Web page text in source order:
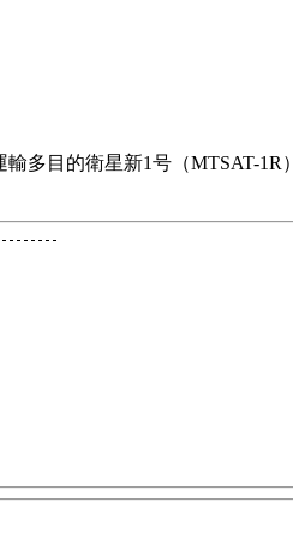
目的衛星新1号（MTSAT-1R